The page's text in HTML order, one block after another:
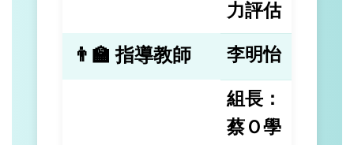
力評估
👨‍🏫 指導教師 李明怡
組長：
蔡Ｏ學